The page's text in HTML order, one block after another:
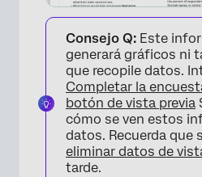
Consejo Q: Este
generará gráficos ni
que recopile datos.
Completar la
botón de vista previa
cómo se ven estos
datos. Recuerda que
eliminar datos de
tarde.